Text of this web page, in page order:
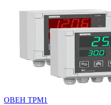
ОВЕН ТРМ1